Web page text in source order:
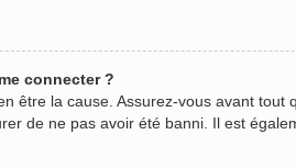
connecter ?
être la cause. Assurez-vous avant
de ne pas avoir été banni. Il est